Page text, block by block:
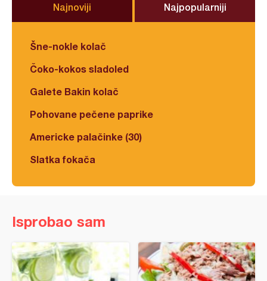
Najnoviji Najpopularniji
Šne-nokle kolač
Čoko-kokos sladoled
Galete Bakin kolač
Pohovane pečene paprike
Americke palačinke (30)
Slatka fokača
Isprobao sam